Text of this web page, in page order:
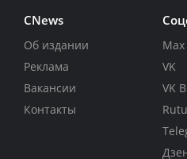
CNews
Об издании
Реклама
Вакансии
Контакты
Max
VK
VK